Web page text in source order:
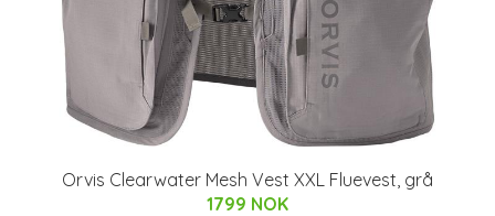
Orvis Clearwater Mesh Vest XXL Fluevest, grå
1799 NOK